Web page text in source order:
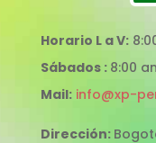
Horario L a V:
Sábados : 8:00
Mail: info@xp-
Dirección: